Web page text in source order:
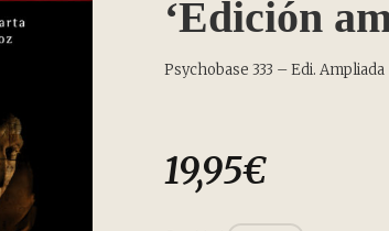
‘Edición
Psychobase 333 – Edi. Ampliada
19,95€